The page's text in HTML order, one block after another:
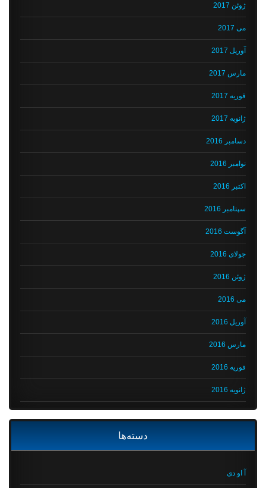
ژوئن 2017
می 2017
آوریل 2017
مارس 2017
فوریه 2017
ژانویه 2017
دسامبر 2016
نوامبر 2016
اکتبر 2016
سپتامبر 2016
آگوست 2016
جولای 2016
ژوئن 2016
می 2016
آوریل 2016
مارس 2016
فوریه 2016
ژانویه 2016
دسته‌ها
آ او دی